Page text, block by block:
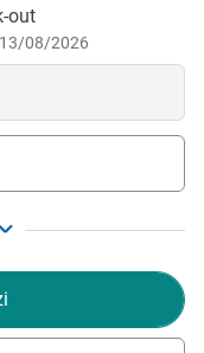
out
08/2026